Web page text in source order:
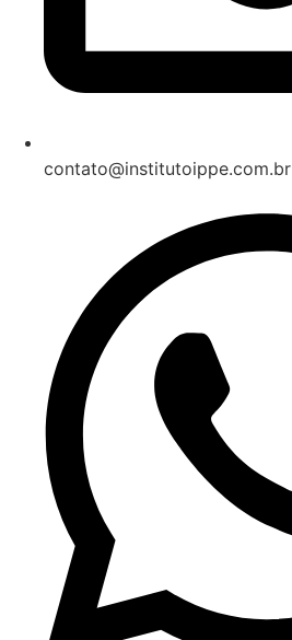
contato@institutoippe.com.br